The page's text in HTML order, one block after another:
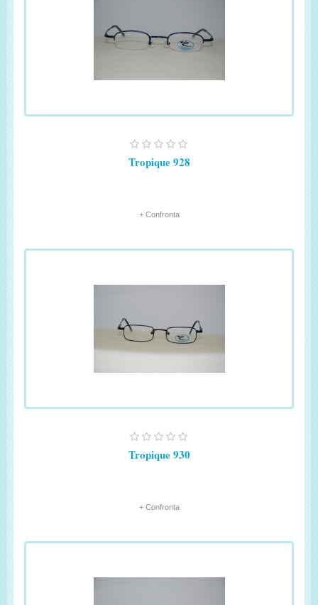
Tropique 928
+ Confronta
Tropique 930
+ Confronta